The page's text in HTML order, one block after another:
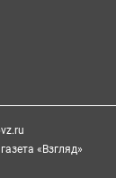
«Взгляд»